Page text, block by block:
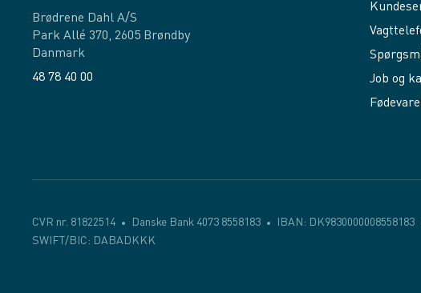
Brødrene Dahl A/S
Park Allé 370, 2605 Brøndby
Danmark
48 78 40 00
Job og
CVR nr. 81822514 Danske Bank 4073 8558183
IBAN: DK9830000008558183
SWIFT/BIC: DABADKKK